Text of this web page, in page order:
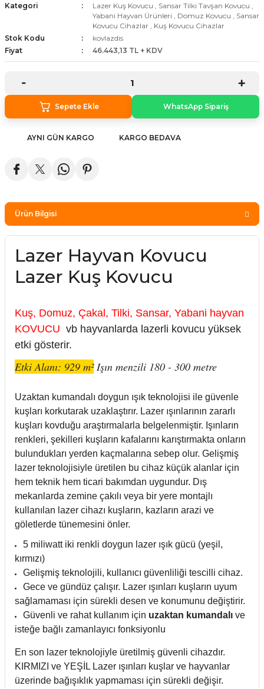
Cihazlar
Tel Çeşitleri
Kategori Lazer Kuş Kovucu Sansar Tilki Tavşan Kovucu
Yabani Hayvan Ürünleri
Domuz Kovucu
Sansar
Kovucu Cihazlar
Kuş Kovucu Cihazlar
Stok Kodu
kovlazdis
Fiyat
46.443,13 TL + KDV
Sepete Ekle WhatsApp Sipariş
AYNI GÜN KARGO KARGO BEDAVA
Ürün Bilgisi
Lazer Hayvan Kovucu
Lazer Kuş Kovucu
Kuş, Domuz, Çakal, Tilki, Sansar, Yabani hayvan
KOVUCU vb hayvanlarda lazerli kovucu yüksek
etki gösterir.
Etki Alanı: 929 m²Işın menzili 180 - 300 metre
Uzaktan kumandalı doygun ışık teknolojisi ile güvenle
kuşları korkutarak uzaklaştırır. Lazer ışınlarının zararlı
kuşları kovduğu araştırmalarla belgelenmiştir. Işınların
renkleri, şekilleri kuşların kafalarını karıştırmakta onların
bulundukları yerden kaçmalarına sebep olur. Gelişmiş
lazer teknolojisiyle üretilen bu cihaz küçük alanlar için
hem teknik hem ticari bakımdan uygundur. Dış
mekanlarda zemine çakılı veya bir yere montajlı
kullanılan lazer cihazı kuşların, kazların arazi ve
göletlerde tünemesini önler.
5 miliwatt iki renkli doygun lazer ışık gücü (yeşil,
kırmızı)
Gelişmiş teknolojili, kullanıcı güvenliliği tescilli cihaz.
Gece ve gündüz çalışır. Lazer ışınları kuşların uyum
sağlamaması için sürekli desen ve konumunu değiştirir.
Güvenli ve rahat kullanım için uzaktan kumandalı ve
isteğe bağlı zamanlayıcı fonksiyonlu
En son lazer teknolojiyle üretilmiş güvenli cihazdır.
KIRMIZI ve YEŞİL Lazer ışınları kuşlar ve hayvanlar
üzerinde bağışıklık yapmaması için sürekli değişir.